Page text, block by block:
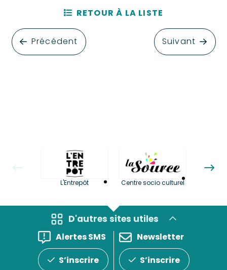
Précédent
RETOUR À LA LISTE
Suivant
L'Entrepôt Centre socio culturel
D'autres sites utiles
Alertes SMS
S’inscrire
Newsletter
S’inscrire